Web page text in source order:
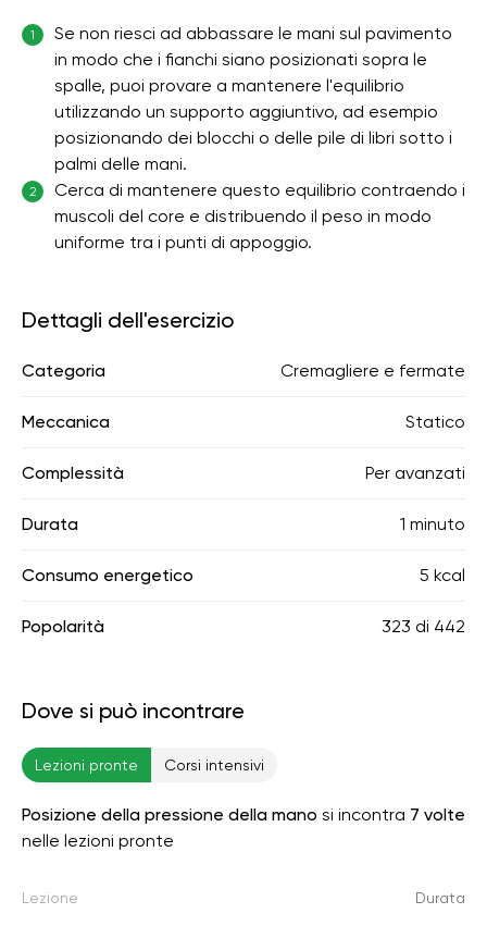
1
Se non riesci ad abbassare le mani sul pavimento
in modo che i fianchi siano posizionati sopra le
spalle, puoi provare a mantenere l'equilibrio
utilizzando un supporto aggiuntivo, ad esempio
posizionando dei blocchi o delle pile di libri sotto i
palmi delle mani.
2
Cerca di mantenere questo equilibrio contraendo i
muscoli del core e distribuendo il peso in modo
uniforme tra i punti di appoggio.
Dettagli dell'esercizio
Categoria Cremagliere e fermate
Meccanica Statico
Complessità Per avanzati
Durata 1 minuto
Consumo energetico 5 kcal
Popolarità 323 di 442
Dove si può incontrare
Lezioni pronte Corsi intensivi
Posizione della pressione della mano si incontra 7 volte
nelle lezioni pronte
Lezione Durata